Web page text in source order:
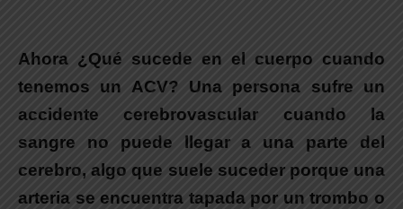
Ahora ¿Qué sucede en el cuerpo cuando
tenemos un ACV? Una persona sufre un
accidente cerebrovascular cuando la
sangre no puede llegar a una parte del
cerebro, algo que suele suceder porque una
arteria se encuentra tapada por un trombo o